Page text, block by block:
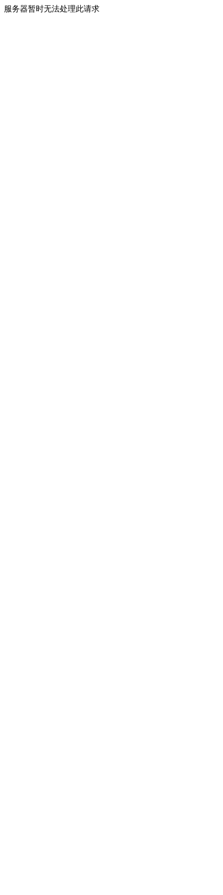
服务器暂时无法处理此请求